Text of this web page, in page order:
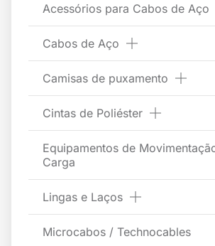
Acessórios para Cabos de Aço
Cabos de Aço
Camisas de puxamento
Cintas de Poliéster
Equipamentos de
Carga
Lingas e Laços
Microcabos / Technocables